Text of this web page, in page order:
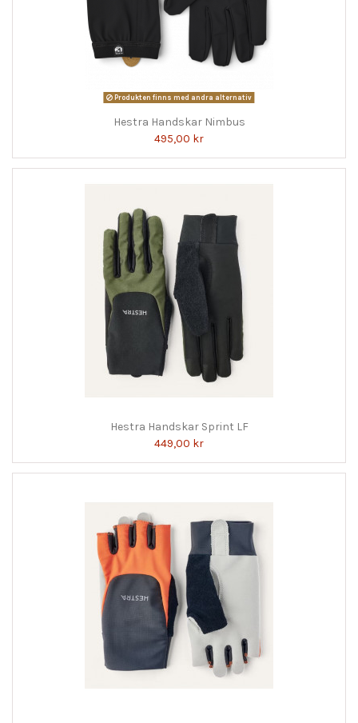
Produkten finns med andra alternativ
Hestra Handskar Nimbus
495,00 kr
Hestra Handskar Sprint LF
449,00 kr